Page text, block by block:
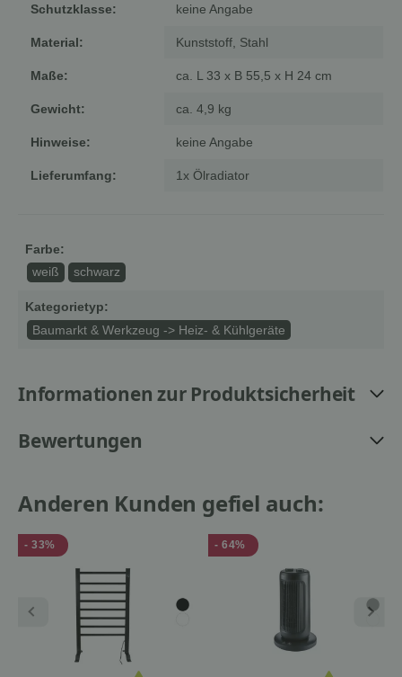
Schutzklasse: keine Angabe
Material: Kunststoff, Stahl
Maße: ca. L 33 x B 55,5 x H 24 cm
Gewicht: ca. 4,9 kg
Hinweise: keine Angabe
Lieferumfang: 1x Ölradiator
Farbe:
weiß schwarz
Kategorietyp:
Baumarkt & Werkzeug -> Heiz- & Kühlgeräte
Informationen zur Produktsicherheit
Bewertungen
Anderen Kunden gefiel auch:
- 33% - 64%